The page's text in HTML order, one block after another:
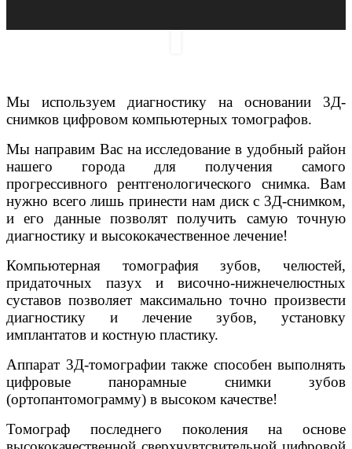
Мы используем диагностику на основании 3Д-
снимков цифровом компьютерных томографов.
Мы направим Вас на исследование в удобный район
нашего города для получения самого
прогрессивного рентгенологического снимка. Вам
нужно всего лишь принести нам диск с 3Д-снимком,
и его данные позволят получить самую точную
диагностику и высококачественное лечение!
Компьютерная томография зубов, челюстей,
придаточных пазух и височно-нижнечелюстных
суставов позволяет максимально точно произвести
диагностику и лечение зубов, установку
имплантатов и костную пластику.
Аппарат 3Д-томографии также способен выполнять
цифровые панорамные снимки зубов
(ортопантомограмму) в высоком качестве!
Томограф последнего поколения на основе